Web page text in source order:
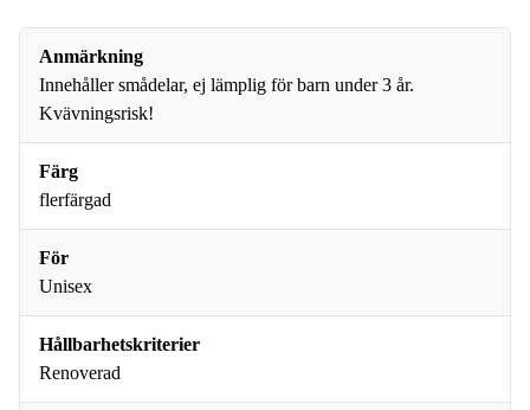
Anmärkning
Innehåller smådelar, ej lämplig för barn under 3 år.
Kvävningsrisk!
Färg
flerfärgad
För
Unisex
Hållbarhetskriterier
Renoverad